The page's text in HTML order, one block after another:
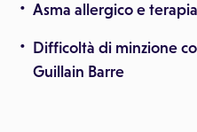
Asma allergico e
Difficoltà di minzione
Guillain Barre